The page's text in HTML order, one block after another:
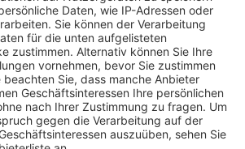
Strecke stecken.
aus dem Zug und mit Bussen
gebracht. Nach rund 4 Stunden
den ICE verlassen, verletzt
niemand. Der Zug wurde
in ein Werk in Köln-Nippes gebracht.
noch in der Nacht wurde der